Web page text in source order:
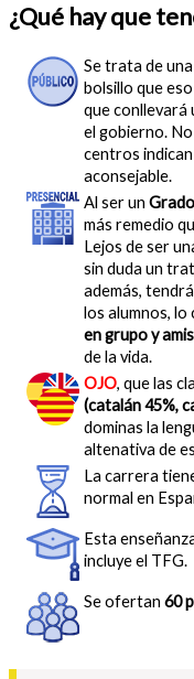
¿Qué hay que
Se trata de una
bolsillo que
que conllevará
el gobierno.
centros
aconsejable.
Al ser un
más remedio
Lejos de ser
sin duda un
además,
los alumnos, lo
en grupo y
de la vida.
OJO, que las
(catalán 45%,
dominas la
altenativa de
La carrera
normal en
Esta
incluye el TFG.
Se ofertan 60